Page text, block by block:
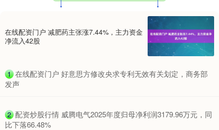
在线配资门户 减肥药主张涨7.44%，主力资金
净流入42股
1 ​在线配资门户 好意思方修改央求专利无效有关划定，商务部
发声
2 ​配资炒股行情 威腾电气2025年度归母净利润3179.96万元，同
比下落66.48%